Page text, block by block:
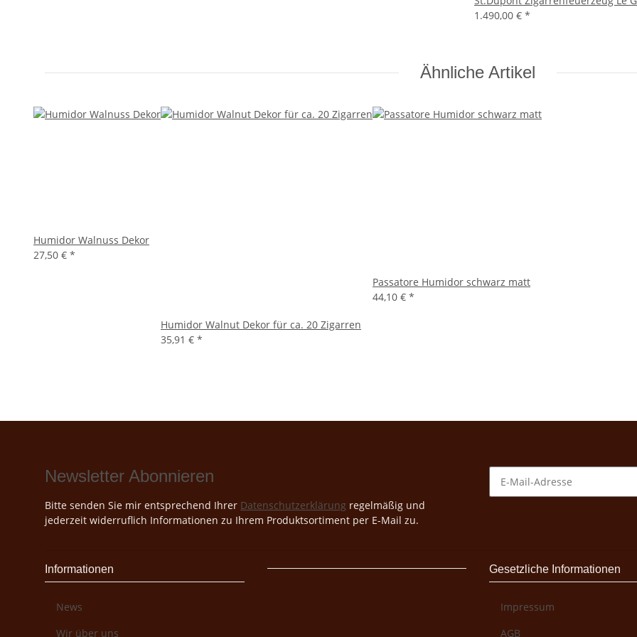
1.490,00 € *
Ähnliche Artikel
Humidor Walnuss Dekor
27,50 € *
Humidor Walnut Dekor für ca. 20 Zigarren
35,91 € *
Passatore Humidor schwarz matt
44,10 € *
Newsletter Abonnieren
Bitte senden Sie mir entsprechend Ihrer Datenschutzerklärung regelmäßig und
jederzeit widerruflich Informationen zu Ihrem Produktsortiment per E-Mail zu.
Informationen
News
Wir über uns
Gesetzliche Informationen
Impressum
AGB